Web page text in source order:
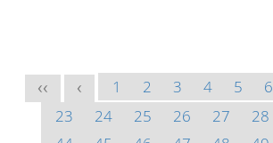
<< < 1 2 3 4 5 6
23
24 25 26 27 28